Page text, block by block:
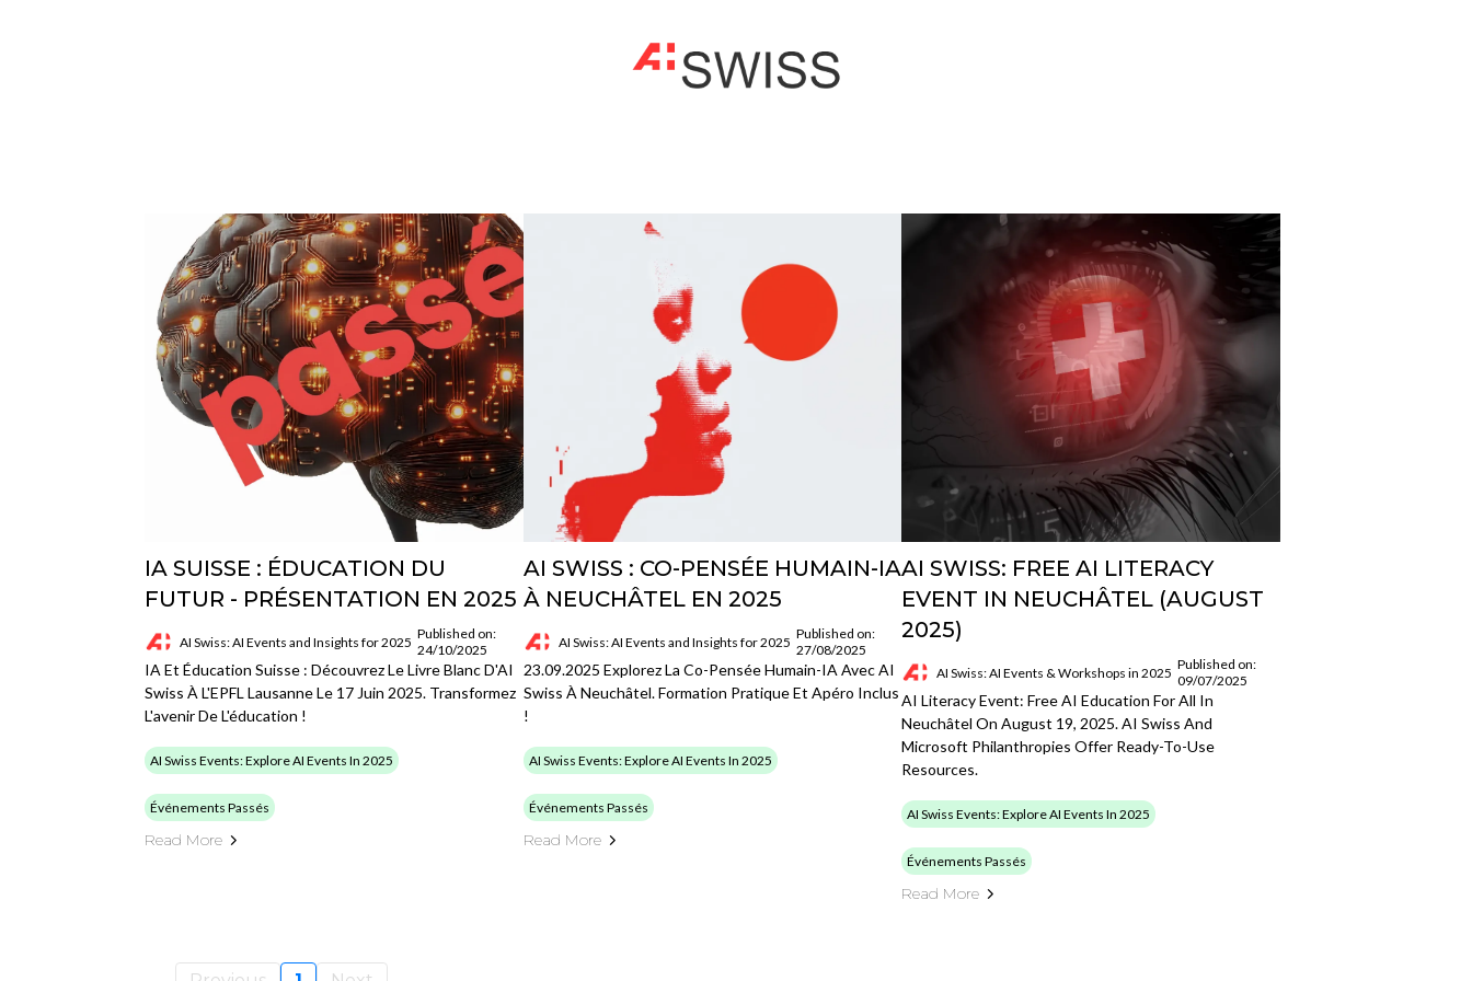
IA SUISSE : ÉDUCATION DU
FUTUR - PRÉSENTATION EN 2025
AI Swiss: AI Events and Insights for 2025 Published on:
24/10/2025
IA Et Éducation Suisse : Découvrez Le Livre Blanc D'AI
Swiss À L'EPFL Lausanne Le 17 Juin 2025. Transformez
L'avenir De L'éducation !
AI Swiss Events: Explore AI Events In 2025
Événements Passés
Read More
AI SWISS : CO-PENSÉE HUMAIN-IA
À NEUCHÂTEL EN 2025
AI Swiss: AI Events and Insights for 2025 Published on:
27/08/2025
23.09.2025 Explorez La Co-Pensée Humain-IA Avec AI
Swiss À Neuchâtel. Formation Pratique Et Apéro Inclus
!
AI Swiss Events: Explore AI Events In 2025
Événements Passés
Read More
AI SWISS: FREE AI LITERACY
EVENT IN NEUCHÂTEL (AUGUST
2025)
AI Swiss: AI Events & Workshops in 2025 Published on:
09/07/2025
AI Literacy Event: Free AI Education For All In
Neuchâtel On August 19, 2025. AI Swiss And
Microsoft Philanthropies Offer Ready-To-Use
Resources.
AI Swiss Events: Explore AI Events In 2025
Événements Passés
Read More